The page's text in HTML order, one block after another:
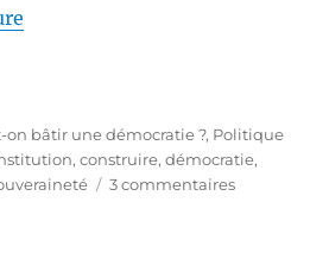
on bâtir une démocratie ?, Politique
,construire,démocratie,
3 commentairessur